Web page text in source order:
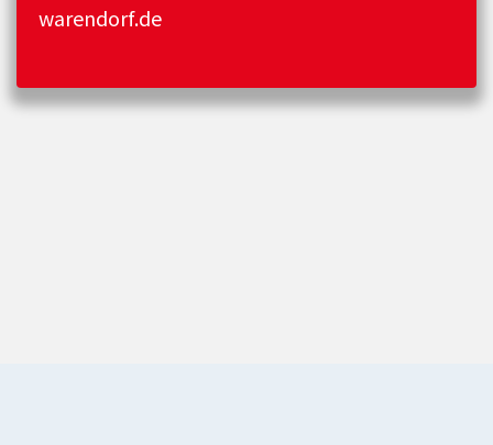
warendorf.de